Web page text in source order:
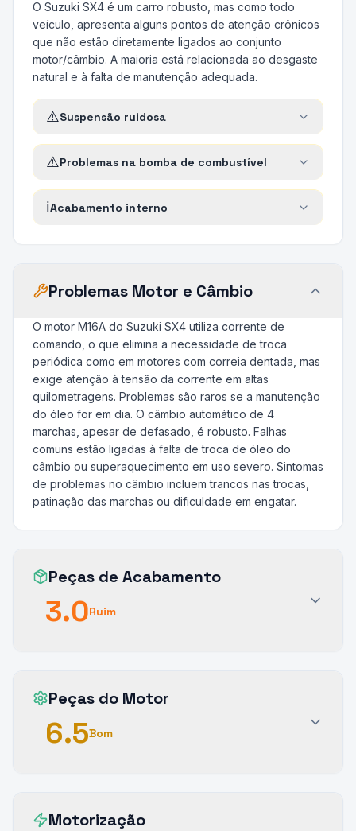
O Suzuki SX4 é um carro robusto, mas como todo
veículo, apresenta alguns pontos de atenção crônicos
que não estão diretamente ligados ao conjunto
motor/câmbio. A maioria está relacionada ao desgaste
natural e à falta de manutenção adequada.
⚠️Suspensão ruidosa
⚠️Problemas na bomba de combustível
ℹ️Acabamento interno
Problemas Motor e Câmbio
O motor M16A do Suzuki SX4 utiliza corrente de
comando, o que elimina a necessidade de troca
periódica como em motores com correia dentada, mas
exige atenção à tensão da corrente em altas
quilometragens. Problemas são raros se a manutenção
do óleo for em dia. O câmbio automático de 4
marchas, apesar de defasado, é robusto. Falhas
comuns estão ligadas à falta de troca de óleo do
câmbio ou superaquecimento em uso severo. Sintomas
de problemas no câmbio incluem trancos nas trocas,
patinação das marchas ou dificuldade em engatar.
Peças de Acabamento
3.0Ruim
Peças do Motor
6.5Bom
Motorização